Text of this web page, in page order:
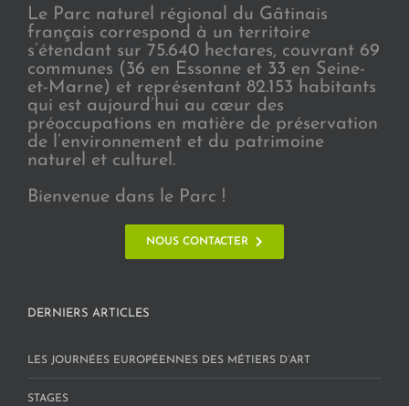
Le Parc naturel régional du Gâtinais
français correspond à un territoire
s’étendant sur 75.640 hectares, couvrant 69
communes (36 en Essonne et 33 en Seine-
et-Marne) et représentant 82.153 habitants
qui est aujourd’hui au cœur des
préoccupations en matière de préservation
de l’environnement et du patrimoine
naturel et culturel.
Bienvenue dans le Parc !
NOUS CONTACTER
DERNIERS ARTICLES
LES JOURNÉES EUROPÉENNES DES MÉTIERS D’ART
STAGES